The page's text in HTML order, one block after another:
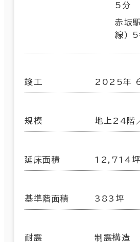
5分
赤坂
線) 5
竣工 2025年 6
規模 地上24階
延床面積 12,714坪
基準階面積 383坪
耐震 制震構造